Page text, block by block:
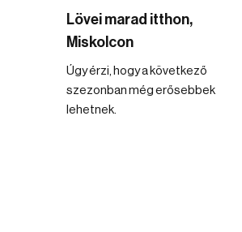
Lövei marad itthon,
Miskolcon
Úgy érzi, hogy a következő
szezonban még erősebbek
lehetnek.